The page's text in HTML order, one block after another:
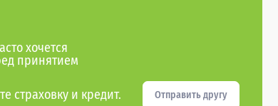
хочется
принятием
страховку и кредит. Отправить другу